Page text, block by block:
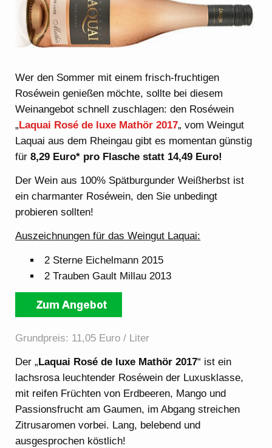
Wer den Sommer mit einem frisch-fruchtigen
Roséwein genießen möchte, sollte bei diesem
Weinangebot schnell zuschlagen: den Roséwein
„Laquai Rosé de luxe Mathör 2017„ vom Weingut
Laquai aus dem Rheingau gibt es momentan günstig
für8,29 Euro* pro Flasche statt 14,49 Euro!
Der Wein aus 100% Spätburgunder Weißherbst ist
ein charmanter Roséwein, den Sie unbedingt
probieren sollten!
Auszeichnungen für das Weingut Laquai:
2 Sterne Eichelmann 2015
2 Trauben Gault Millau 2013
Grundpreis: 11,05 Euro / Liter
Der „ Laquai Rosé de luxe Mathör 2017“ ist ein
lachsrosa leuchtender Roséwein der Luxusklasse,
mit reifen Früchten von Erdbeeren, Mango und
Passionsfrucht am Gaumen, im Abgang streichen
Zitrusaromen vorbei. Lang, belebend und
ausgesprochen köstlich!